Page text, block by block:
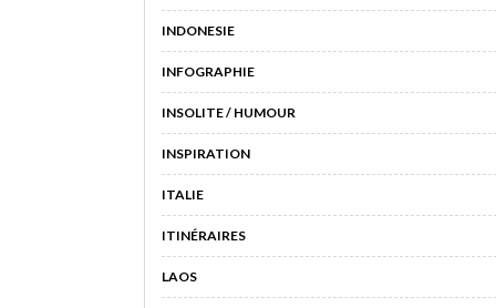
INDONESIE
INFOGRAPHIE
INSOLITE / HUMOUR
INSPIRATION
ITALIE
ITINÉRAIRES
LAOS